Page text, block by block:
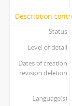
Description
Status
Level of detail
Dates of creation
revision deletion
Language(s)